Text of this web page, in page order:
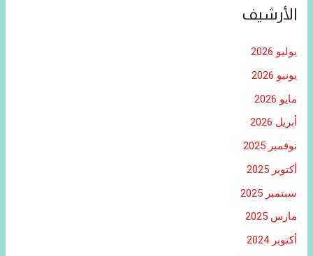
الأرشيف
يوليو 2026
يونيو 2026
مايو 2026
أبريل 2026
نوفمبر 2025
أكتوبر 2025
سبتمبر 2025
مارس 2025
أكتوبر 2024